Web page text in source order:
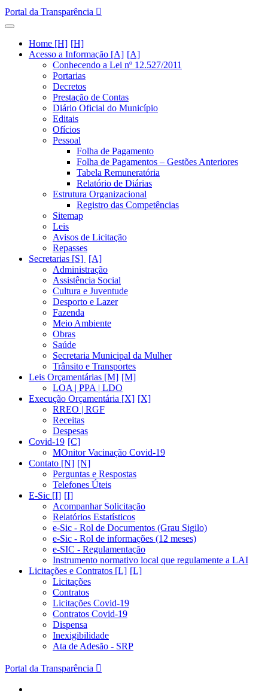
Portal da Transparência
Home [H]
Acesso a Informação [A]
Conhecendo a Lei nº 12.527/2011
Portarias
Decretos
Prestação de Contas
Diário Oficial do Município
Editais
Ofícios
Pessoal
Folha de Pagamento
Folha de Pagamentos – Gestões Anteriores
Tabela Remuneratória
Relatório de Diárias
Estrutura Organizacional
Registro das Competências
Sitemap
Leis
Avisos de Licitação
Repasses
Secretarias [S]
Administração
Assistência Social
Cultura e Juventude
Desporto e Lazer
Fazenda
Meio Ambiente
Obras
Saúde
Secretaria Municipal da Mulher
Trânsito e Transportes
Leis Orçamentárias [M]
LOA | PPA | LDO
Execução Orçamentária [X]
RREO | RGF
Receitas
Despesas
Covid-19
MOnitor Vacinação Covid-19
Contato [N]
Perguntas e Respostas
Telefones Úteis
E-Sic [I]
Acompanhar Solicitação
Relatórios Estatísticos
e-Sic - Rol de Documentos (Grau Sigilo)
e-Sic - Rol de informações (12 meses)
e-SIC - Regulamentação
Instrumento normativo local que regulamente a LAI
Licitações e Contratos [L]
Licitações
Contratos
Licitações Covid-19
Contratos Covid-19
Dispensa
Inexigibilidade
Ata de Adesão - SRP
Portal da Transparência